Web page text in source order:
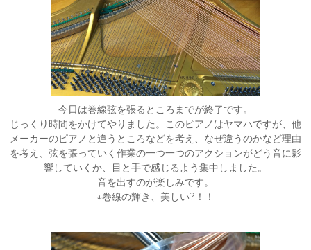
今日は巻線弦を張るところまでが終了です。
じっくり時間をかけてやりました。このピアノはヤマハですが、他
メーカーのピアノと違うところなどを考え、なぜ違うのかなど理由
を考え、弦を張っていく作業の一つ一つのアクションがどう音に影
響していくか、目と手で感じるよう集中しました。
音を出すのが楽しみです。
↓巻線の輝き、美しい?！！